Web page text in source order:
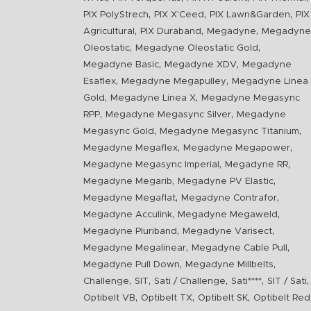
PIX PolyStrech, PIX X'Ceed , PIX Lawn&Garden,
PIX
Agricultural , PIX Duraband , Megadyne,
Megadyne
Oleostatic, Megadyne Oleostatic Gold ,
Megadyne Basic, Megadyne XDV,
Megadyne
Esaflex, Megadyne Megapulley,
Megadyne Linea
Gold , Megadyne Linea X,
Megadyne Megasync
RPP, Megadyne Megasync Silver,
Megadyne
Megasync Gold , Megadyne Megasync Titanium,
Megadyne Megaflex, Megadyne Megapower,
Megadyne Megasync Imperial , Megadyne RR,
Megadyne Megarib, Megadyne PV Elastic,
Megadyne Megaflat, Megadyne Contrafor,
Megadyne Acculink, Megadyne Megaweld ,
Megadyne Pluriband , Megadyne Varisect,
Megadyne Megalinear, Megadyne Cable Pull ,
Megadyne Pull Down, Megadyne Millbelts,
Challenge, SIT , Sati / Challenge, Sati****, SIT / Sati,
Optibelt VB, Optibelt TX, Optibelt SK, Optibelt Red